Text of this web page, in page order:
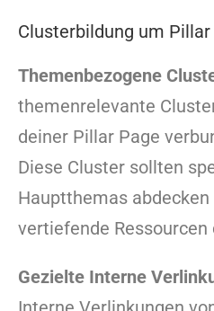
Clusterbildung um Pillar
Themenbezogene
themenrelevante
deiner Pillar Page
Diese Cluster sollten
Hauptthemas
vertiefende Ressourcen
Gezielte Interne